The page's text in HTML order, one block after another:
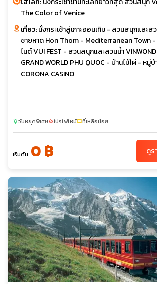
The Color of Venice
เที่ยว:นั่งกระเช้าสู่เกาะฮอนเทิม - สวนสนุกและ
ชายหาด Hon Thom - Mediterranean Town
ไนต์ VUI FEST - สวนสนุกและสวนน้ำ
GRAND WORLD PHU QUOC - บ้านไม้ไผ่ - หมู่
CORONA CASINO
sunnyวันหยุดพิเศษlocal_fire_departmentโปรไฟไหม้confirmation_numberที่เหลือน้อย
เริ่มต้น 0 ฿ ดูร